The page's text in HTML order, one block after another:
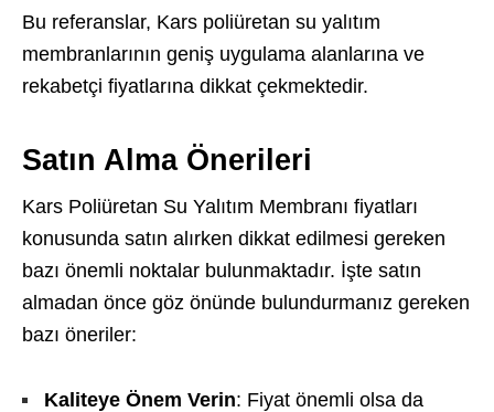
Bu referanslar, Kars poliüretan su yalıtım
membranlarının geniş uygulama alanlarına ve
rekabetçi fiyatlarına dikkat çekmektedir.
Satın Alma Önerileri
Kars Poliüretan Su Yalıtım Membranı fiyatları
konusunda satın alırken dikkat edilmesi gereken
bazı önemli noktalar bulunmaktadır. İşte satın
almadan önce göz önünde bulundurmanız gereken
bazı öneriler:
Kaliteye Önem Verin: Fiyat önemli olsa da